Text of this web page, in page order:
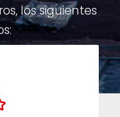
los siguientes